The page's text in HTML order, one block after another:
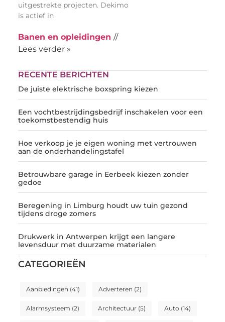
RECENTE BERICHTEN
De juiste elektrische boxspring kiezen
Een vochtbestrijdingsbedrijf inschakelen voor een
toekomstbestendig huis
Hoe verkoop je je eigen woning met vertrouwen
aan de onderhandelingstafel
Betrouwbare garage in Eerbeek kiezen zonder
gedoe
Beregening in Limburg houdt uw tuin gezond
tijdens droge zomers
Drukwerk in Antwerpen krijgt een langere
levensduur met duurzame materialen
CATEGORIEËN
Aanbiedingen (41) Adverteren (2)
Alarmsysteem (2) Architectuur(5) Auto (14)
uitgestrekte projecten. Dekimo
is actief in
Banen en opleidingen //
Lees verder »